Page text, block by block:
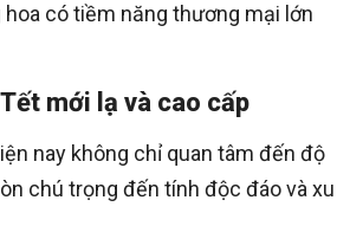
có tiềm năng thương mại lớn
mới lạ và cao cấp
nay không chỉ quan tâm đến độ
chú trọng đến tính độc đáo và xu